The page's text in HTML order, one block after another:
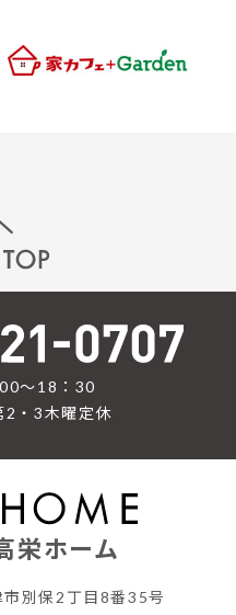
〜18：30
2・3木曜定休
ホーム
別保2丁目8番35号